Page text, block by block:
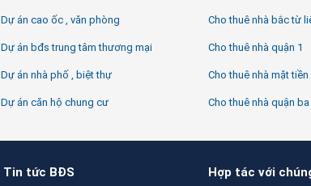
Dự án cao ốc , văn phòng
Dự án bđs trung tâm thương mại
Dự án nhà phố , biệt thự
Dự án căn hộ chung cư
Cho thuê nhà bắc từ
Cho thuê nhà quận 1
Cho thuê nhà mặt tiền
Cho thuê nhà quận
Tin tức BĐS
Hợp tác với